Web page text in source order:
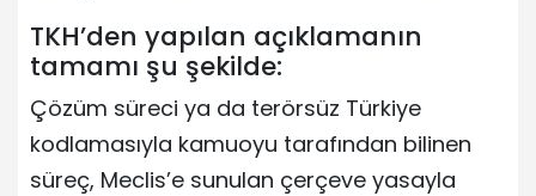
TKH’den yapılan açıklamanın
tamamı şu şekilde:
Çözüm süreci ya da terörsüz Türkiye
kodlamasıyla kamuoyu tarafından bilinen
süreç, Meclis’e sunulan çerçeve yasayla